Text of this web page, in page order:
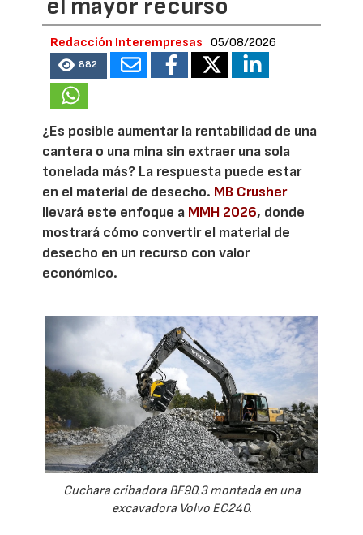
el mayor recurso
Redacción Interempresas 05/08/2026
882
¿Es posible aumentar la rentabilidad de una
cantera o una mina sin extraer una sola
tonelada más? La respuesta puede estar
en el material de desecho. MB Crusher
llevará este enfoque a MMH 2026, donde
mostrará cómo convertir el material de
desecho en un recurso con valor
económico.
Cuchara cribadora BF90.3 montada en una
excavadora Volvo EC240.